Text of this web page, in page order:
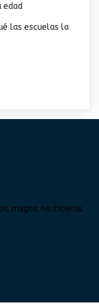
edad
las escuelas la
magos, hechiceros,